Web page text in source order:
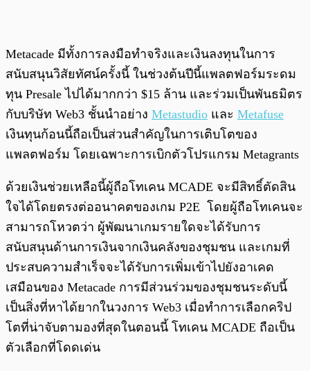
Metacade มีทั้งการลงมือทำจริงและเงินลงทุนในการ
สนับสนุนวิสัยทัศน์ครั้งนี้ ในช่วงต้นปีนี้แพลตฟอร์มระดม
ทุน Presale ไปได้มากกว่า $15 ล้าน และร่วมเป็นพันธมิตร
กับบริษัท Web3 ชั้นนำอย่าง Metastudio และ Metafuse
เงินทุนก้อนนี้ถือเป็นส่วนสำคัญในการเติบโตของ
แพลตฟอร์ม โดยเฉพาะการเบิกตัวโปรแกรม Metagrants
ด้วยเงินช่วยเหลือนี้ผู้ถือโทเคน MCADE จะมีสิทธิ์ตัดสิน
ใจได้โดยตรงต่ออนาคตของเกม P2E โดยผู้ถือโทเคนจะ
สามารถโหวตว่า ผู้พัฒนาเกมรายใดจะได้รับการ
สนับสนุนด้านการเงินจากเงินคลังของชุมชน และเกมที่
ประสบความสำเร็จจะได้รับการเพิ่มเข้าไปยังอาเคด
เสมือนของ Metacade การมีส่วนร่วมของชุมชนระดับนี้
เป็นสิ่งที่หาได้ยากในวงการ Web3 เมื่อทำการเลือกคริป
โตที่น่าจับตามองที่สุดในตอนนี้ โทเคน MCADE ถือเป็น
ตัวเลือกที่โดดเด่น